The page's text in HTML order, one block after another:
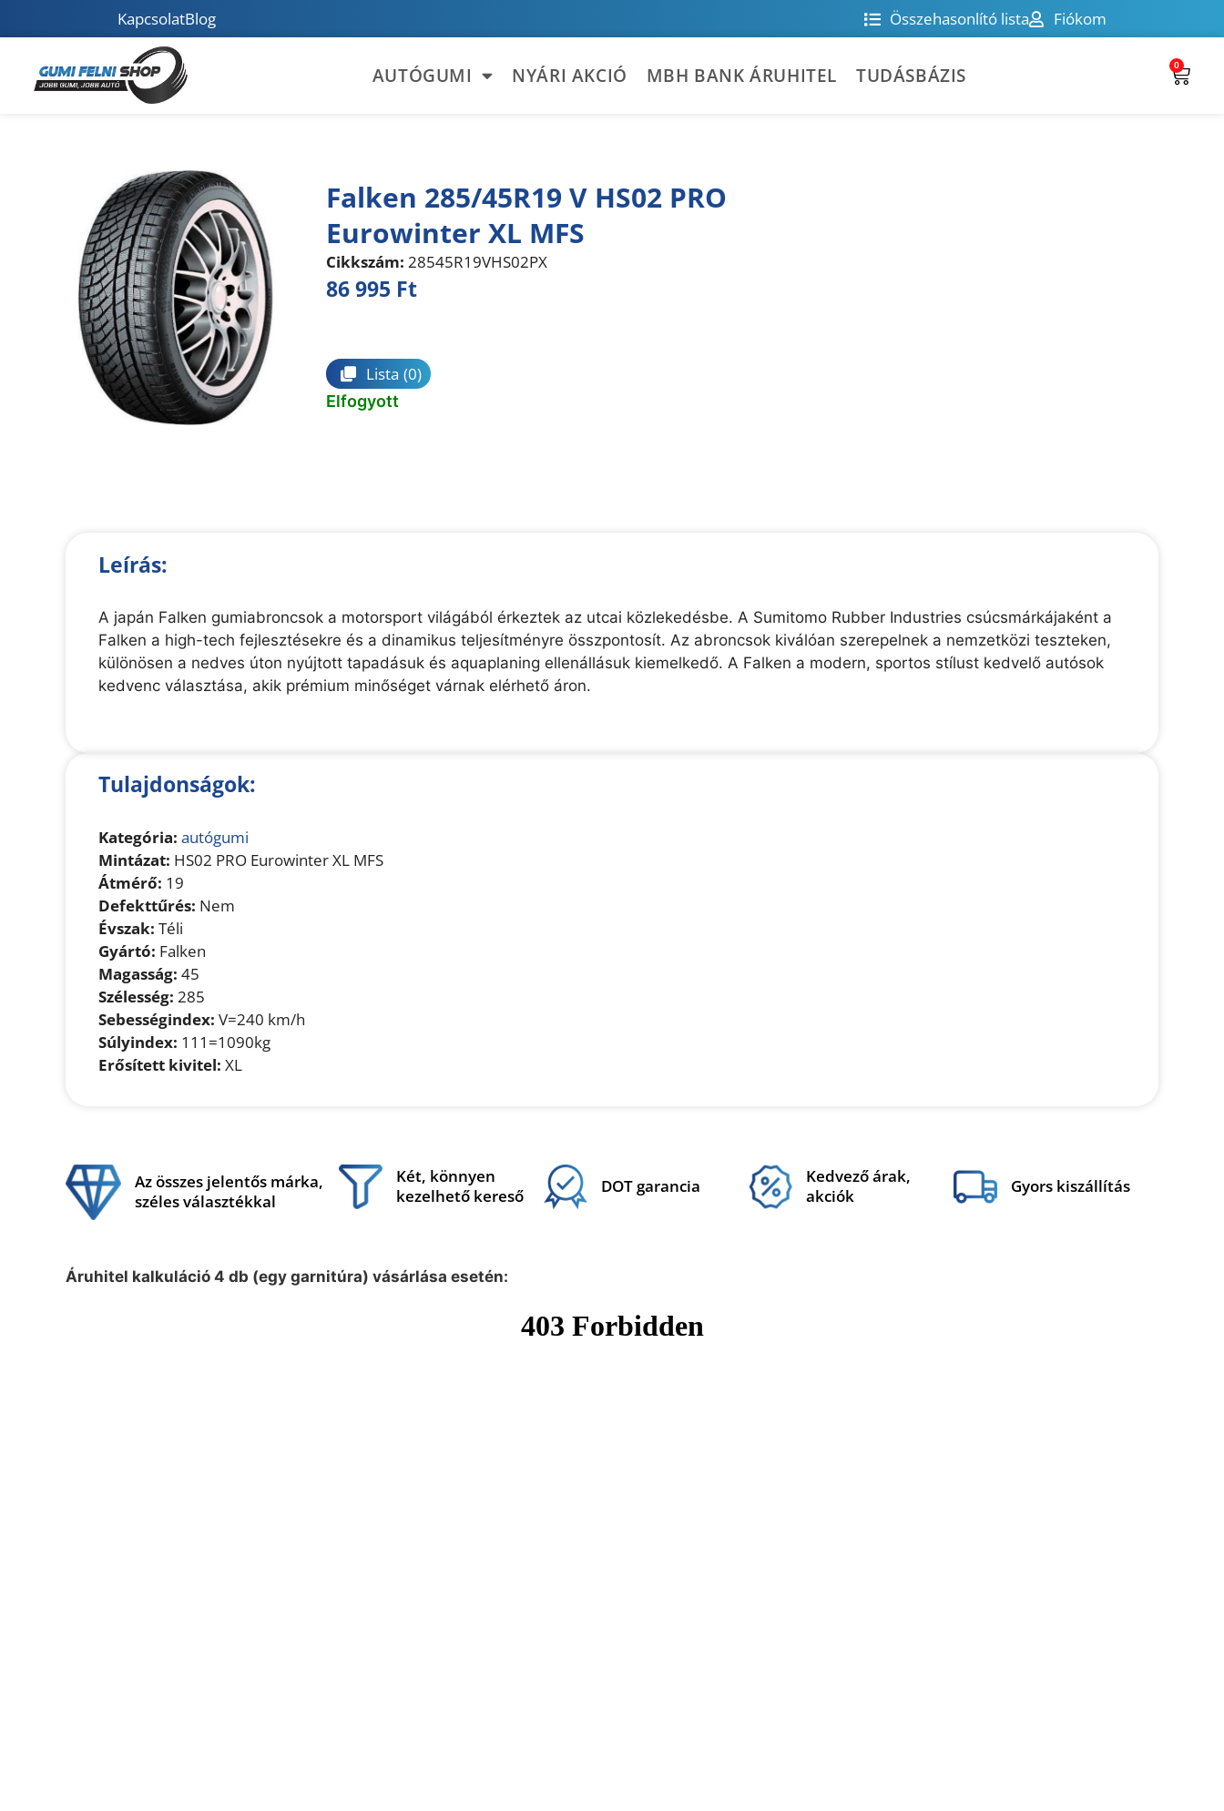
KapcsolatBlog Összehasonlító lista Fiókom
AUTÓGUMI NYÁRI AKCIÓ MBH BANK ÁRUHITEL TUDÁSBÁZIS 0
Falken 285/45R19 V HS02 PRO
Eurowinter XL MFS
Cikkszám: 28545R19VHS02PX
86 995 Ft
Lista (0)
Elfogyott
Leírás:
A japán Falken gumiabroncsok a motorsport világából érkeztek az utcai közlekedésbe. A Sumitomo Rubber Industries csúcsmárkájaként a
Falken a high-tech fejlesztésekre és a dinamikus teljesítményre összpontosít. Az abroncsok kiválóan szerepelnek a nemzetközi teszteken,
különösen a nedves úton nyújtott tapadásuk és aquaplaning ellenállásuk kiemelkedő. A Falken a modern, sportos stílust kedvelő autósok
kedvenc választása, akik prémium minőséget várnak elérhető áron.
Tulajdonságok:
Kategória: autógumi
Mintázat: HS02 PRO Eurowinter XL MFS
Átmérő: 19
Defekttűrés: Nem
Évszak: Téli
Gyártó: Falken
Magasság: 45
Szélesség: 285
Sebességindex: V=240 km/h
Súlyindex: 111=1090kg
Erősített kivitel: XL
Az összes jelentős márka,
széles választékkal
Két, könnyen
kezelhető kereső
DOT garancia
Kedvező árak,
akciók
Gyors kiszállítás
Áruhitel kalkuláció 4 db (egy garnitúra) vásárlása esetén: